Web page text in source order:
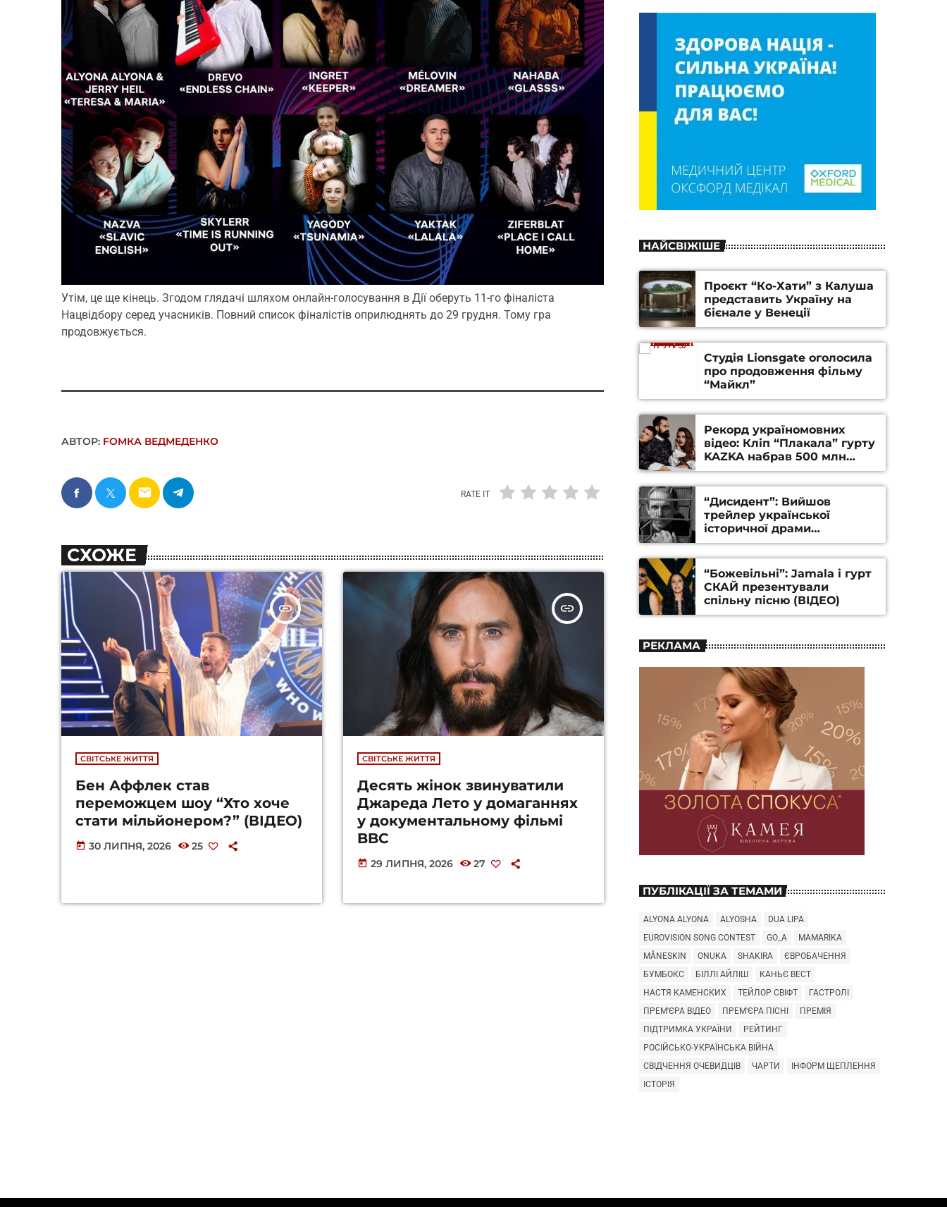
Утім, це ще кінець. Згодом глядачі шляхом онлайн-голосування в Дії оберуть 11-го фіналіста
Нацвідбору серед учасників. Повний список фіналістів оприлюднять до 29 грудня. Тому гра
продовжується.
АВТОР: FОMКА ВЕДМЕДЕНКО
email RATE IT
СХОЖЕ
insert_link
СВІТСЬКЕ ЖИТТЯ
Бен Аффлек став
переможцем шоу “Хто хоче
стати мільйонером?” (ВІДЕО)
today 30 ЛИПНЯ, 2026 25
insert_link
СВІТСЬКЕ ЖИТТЯ
Десять жінок звинуватили
Джареда Лето у домаганнях
у документальному фільмі
BBC
today 29 ЛИПНЯ, 2026 27
НАЙСВІЖІШЕ
Проєкт “Ко-Хати” з Калуша
представить Україну на
бієнале у Венеції
Студія Lionsgate оголосила
про продовження фільму
“Майкл”
Рекорд україномовних
відео: Кліп “Плакала” гурту
KAZKA набрав 500 млн
переглядів на YouTube
“Дисидент”: Вийшов
трейлер української
історичної драми
Станіслава Гуренка та
Андрія Алфьорова (ВІДЕО)
“Божевільні”: Jamala і гурт
СКАЙ презентували
спільну пісню (ВІДЕО)
РЕКЛАМА
ПУБЛІКАЦІЇ ЗА ТЕМАМИ
ALYONA ALYONA ALYOSHA
DUA LIPA
EUROVISION SONG CONTEST
GO_A
MAMARIKA
MÅNESKIN
ONUKA SHAKIRA
ЄВРОБАЧЕННЯ
БУМБОКС
БІЛЛІ АЙЛІШ
КАНЬЄ ВЕСТ
НАСТЯ КАМЕНСКИХ
ТЕЙЛОР СВІФТ
ГАСТРОЛІ
ПРЕМ'ЄРА ВІДЕО
ПРЕМ'ЄРА ПІСНІ
ПРЕМІЯ
ПІДТРИМКА УКРАЇНИ
РЕЙТИНГ
РОСІЙСЬКО-УКРАЇНСЬКА ВІЙНА
СВІДЧЕННЯ ОЧЕВИДЦІВ
ЧАРТИ
ІНФОРМ ЩЕПЛЕННЯ
ІСТОРІЯ